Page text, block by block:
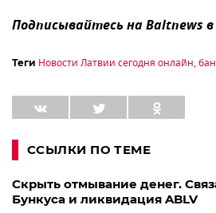
Подписывайтесь на Baltnews в
Теги Новости Латвии сегодня онлайн,
ССЫЛКИ ПО ТЕМЕ
Скрыть отмывание денег.
Бункуса и ликвидация ABLV